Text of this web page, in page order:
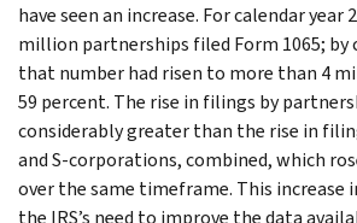
have seen an increase. For calendar year
million partnerships filed Form 1065; by
that number had risen to more than 4
59 percent. The rise in filings by
considerably greater than the rise in
and S-corporations, combined, which
over the same timeframe. This increase
the IRS’s need to improve the data